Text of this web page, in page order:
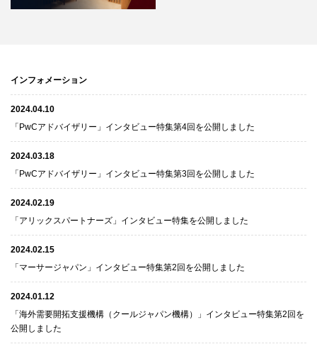
インフォメーション
2024.04.10
「PwCアドバイザリー」インタビュー特集第4回を公開しました
2024.03.18
「PwCアドバイザリー」インタビュー特集第3回を公開しました
2024.02.19
「アリックスパートナーズ」インタビュー特集を公開しました
2024.02.15
「マーサージャパン」インタビュー特集第2回を公開しました
2024.01.12
「海外需要開拓支援機構（クールジャパン機構）」インタビュー特集第2回を
公開しました